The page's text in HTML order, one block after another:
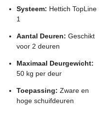
Systeem: Hettich TopLine
1
Aantal Deuren: Geschikt
voor 2 deuren
Maximaal Deurgewicht:
50 kg per deur
Toepassing: Zware en
hoge schuifdeuren